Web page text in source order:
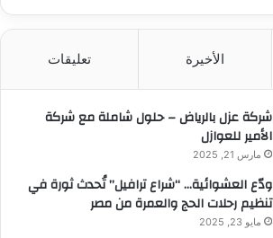
الأخيرة تعليقات
شركة عزل بالرياض – حلول شاملة مع شركة
الأمير للعوازل
مارس 21, 2025
ودّع العشوائية… “شراع ترافيل” تُحدث ثورة في
تنظيم رحلات الحج والعمرة من مصر
مايو 23, 2025